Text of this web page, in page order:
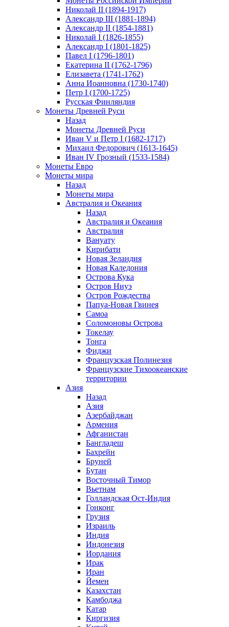
Николай II (1894-1917)
Александр III (1881-1894)
Александр II (1854-1881)
Николай I (1826-1855)
Александр I (1801-1825)
Павел I (1796-1801)
Екатерина II (1762-1796)
Елизавета (1741-1762)
Анна Иоанновна (1730-1740)
Петр I (1700-1725)
Русская Финляндия
Монеты Древней Руси
Назад
Монеты Древней Руси
Иван V и Петр I (1682-1717)
Михаил Федорович (1613-1645)
Иван IV Грозный (1533-1584)
Монеты Евро
Монеты мира
Назад
Монеты мира
Австралия и Океания
Назад
Австралия и Океания
Австралия
Вануату
Кирибати
Новая Зеландия
Новая Каледония
Острова Кука
Остров Ниуэ
Остров Рождества
Папуа-Новая Гвинея
Самоа
Соломоновы Острова
Токелау
Тонга
Фиджи
Французская Полинезия
Французские Тихоокеанские
территории
Азия
Назад
Азия
Азербайджан
Армения
Афганистан
Бангладеш
Бахрейн
Бруней
Бутан
Восточный Тимор
Вьетнам
Голландская Ост-Индия
Гонконг
Грузия
Израиль
Индия
Индонезия
Иордания
Ирак
Иран
Йемен
Казахстан
Камбоджа
Катар
Киргизия